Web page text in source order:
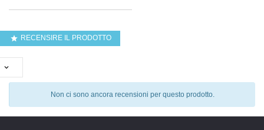
 RECENSIRE IL PRODOTTO

Non ci sono ancora recensioni per questo prodotto.